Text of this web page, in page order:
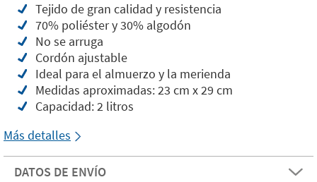
Tejido de gran calidad y resistencia
70% poliéster y 30% algodón
No se arruga
Cordón ajustable
Ideal para el almuerzo y la merienda
Medidas aproximadas: 23 cm x 29 cm
Capacidad: 2 litros
Más detalles
DATOS DE ENVÍO